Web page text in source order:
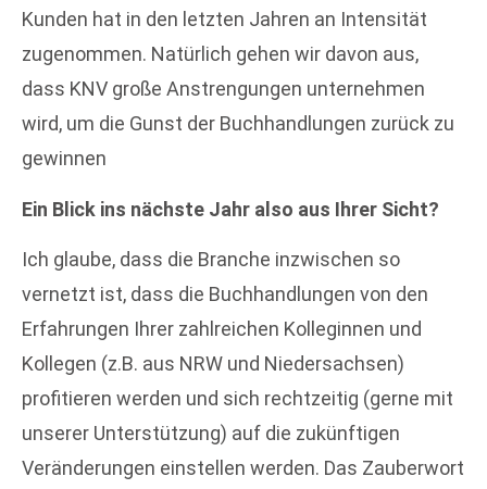
Kunden hat in den letzten Jahren an Intensität
zugenommen. Natürlich gehen wir davon aus,
dass KNV große Anstrengungen unternehmen
wird, um die Gunst der Buchhandlungen zurück zu
gewinnen
Ein Blick ins nächste Jahr also aus Ihrer Sicht?
Ich glaube, dass die Branche inzwischen so
vernetzt ist, dass die Buchhandlungen von den
Erfahrungen Ihrer zahlreichen Kolleginnen und
Kollegen (z.B. aus NRW und Niedersachsen)
profitieren werden und sich rechtzeitig (gerne mit
unserer Unterstützung) auf die zukünftigen
Veränderungen einstellen werden. Das Zauberwort